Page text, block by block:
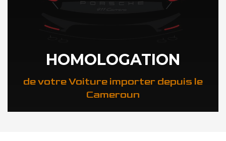
HOMOLOGATION
de votre Voiture importer depuis le
Cameroun